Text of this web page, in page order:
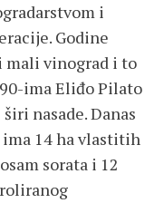
i
Godine
mali vinograd i to
ima Eliđo Pilato
nasade. Danas
14 ha vlastitih
sorata i 12